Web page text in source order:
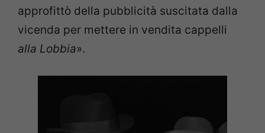
approfittò della pubblicità suscitata dalla
vicenda per mettere in vendita cappelli
alla Lobbia».